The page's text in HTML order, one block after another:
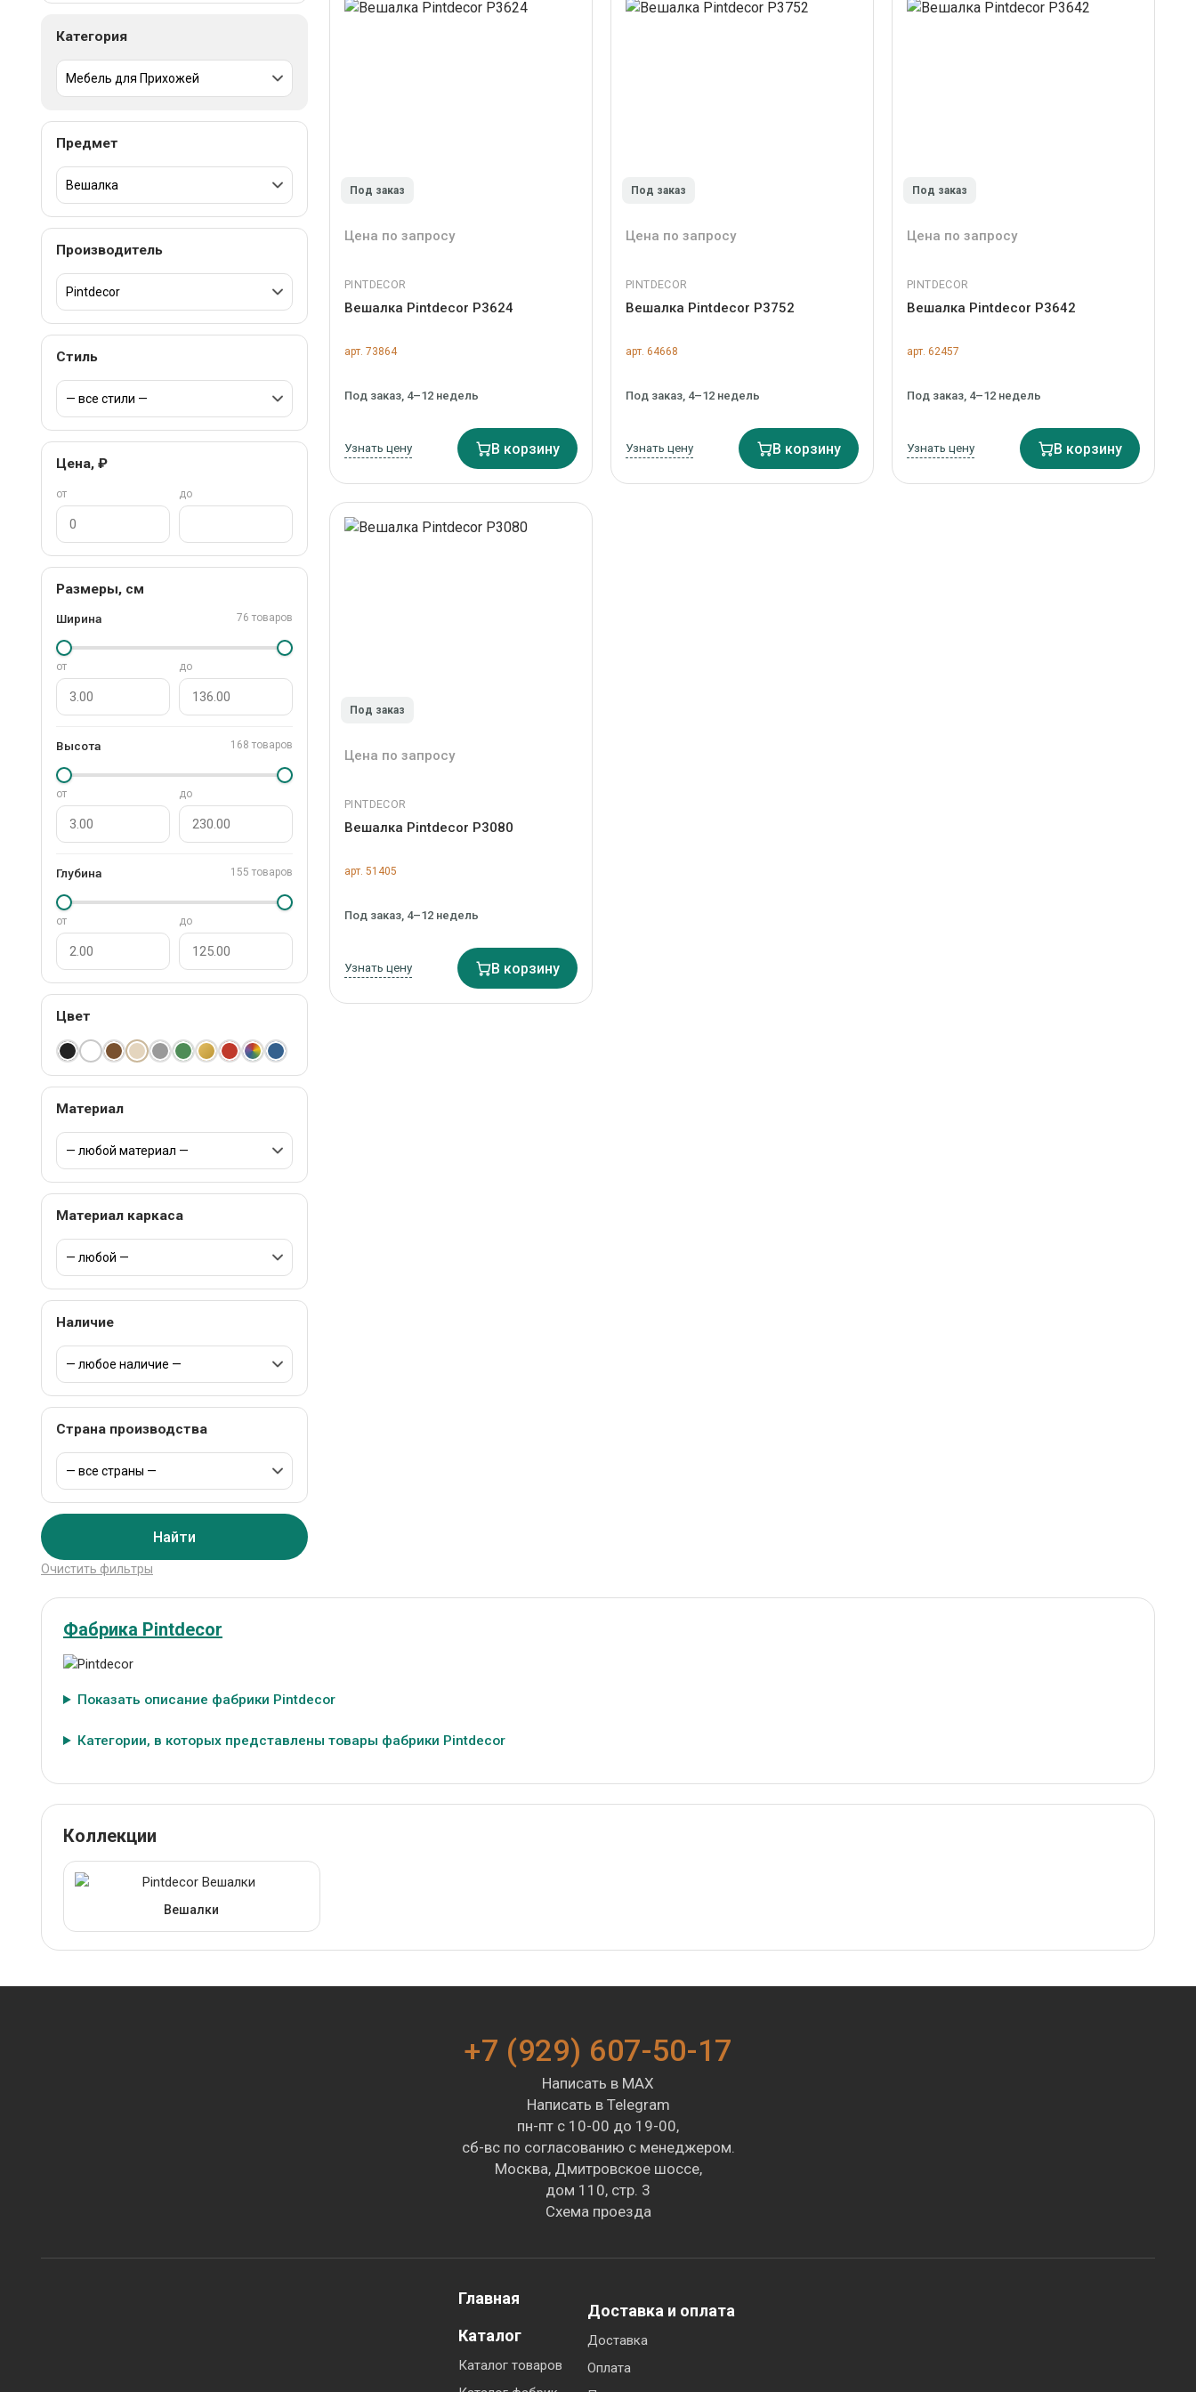
Категория
Предмет
Производитель
Стиль
Цена, ₽
от до
Размеры, см
Ширина 76 товаров
от до
Высота 168 товаров
от до
Глубина 155 товаров
от до
Цвет
Материал
Материал каркаса
Наличие
Страна производства
Найти
Очистить фильтры
Под заказ
Цена по запросу
PINTDECOR
Вешалка Pintdecor P3624
арт. 73864
Под заказ, 4–12 недель
Узнать цену В корзину
Под заказ
Цена по запросу
PINTDECOR
Вешалка Pintdecor P3752
арт. 64668
Под заказ, 4–12 недель
Узнать цену В корзину
Под заказ
Цена по запросу
PINTDECOR
Вешалка Pintdecor P3642
арт. 62457
Под заказ, 4–12 недель
Узнать цену В корзину
Под заказ
Цена по запросу
PINTDECOR
Вешалка Pintdecor P3080
арт. 51405
Под заказ, 4–12 недель
Узнать цену В корзину
Фабрика Pintdecor
Показать описание фабрики Pintdecor
Категории, в которых представлены товары фабрики Pintdecor
Коллекции
Вешалки
+7 (929) 607-50-17
Написать в MAX
Написать в Telegram
пн-пт с 10-00 до 19-00,
сб-вс по согласованию с менеджером.
Москва, Дмитровское шоссе,
дом 110, стр. 3
Схема проезда
Главная
Каталог
Каталог товаров
Доставка и оплата
Доставка
Оплата